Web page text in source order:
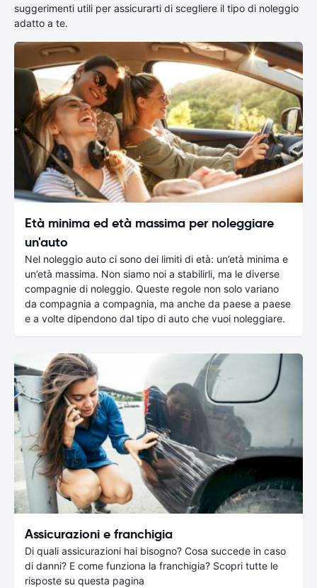
suggerimenti utili per assicurarti di scegliere il tipo di noleggio
adatto a te.
Età minima ed età massima per noleggiare
un'auto
Nel noleggio auto ci sono dei limiti di età: un’età minima e
un’età massima. Non siamo noi a stabilirli, ma le diverse
compagnie di noleggio. Queste regole non solo variano
da compagnia a compagnia, ma anche da paese a paese
e a volte dipendono dal tipo di auto che vuoi noleggiare.
Assicurazioni e franchigia
Di quali assicurazioni hai bisogno? Cosa succede in caso
di danni? E come funziona la franchigia? Scopri tutte le
risposte su questa pagina